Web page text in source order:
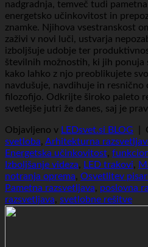
nadgradnja, temveč tudi
energetsko učinkovitost in
znamke. Njihova vsestranskost
zaživi v novi luči, ustvarja
izboljšuje udobje ter
številnih možnostih, ki jih ponuja
kako lahko z njo preoblikujete
navdušuje, navdihuje in resnično
filozofijo. Odkrijte široko paleto
svetlejše jutri že danes, saj je
Objavljeno v LEDsvet.si BLOG
svetloba, Arhitekturna
Energetska učinkovitost,
Izboljšanje videza, LED trakovi,
notranja oprema, Osvetlitev
Pametna razsvetljava, poslovna
razsvetljava, svetlobne rešitve